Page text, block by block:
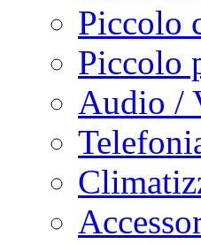
Piccolo
Piccolo
Audio /